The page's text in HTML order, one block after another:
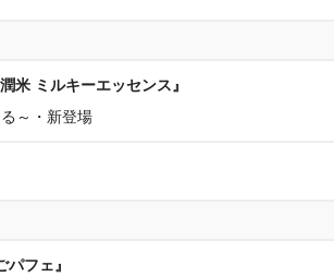
米 ミルキーエッセンス』
～・新登場
フェ』